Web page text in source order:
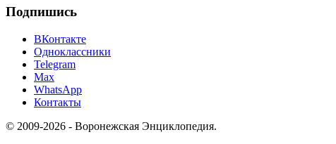
Подпишись
ВКонтакте
Одноклассники
Telegram
Max
WhatsApp
Контакты
© 2009-2026 - Воронежская Энциклопедия.